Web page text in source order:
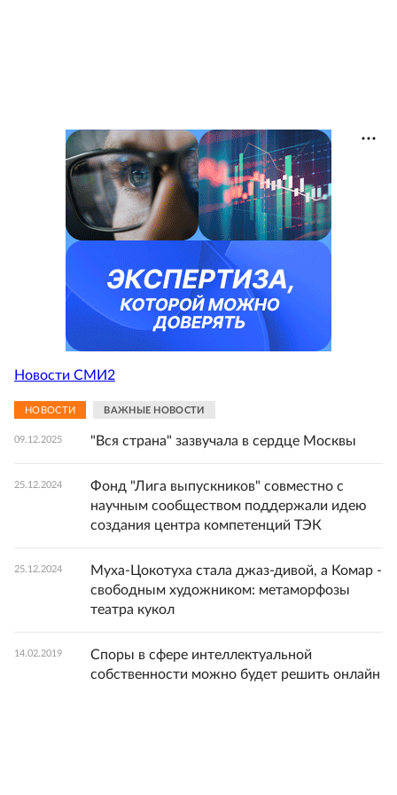
Новости СМИ2
НОВОСТИ ВАЖНЫЕ НОВОСТИ
09.12.2025 "Вся страна" зазвучала в сердце Москвы
25.12.2024
Фонд "Лига выпускников" совместно с
научным сообществом поддержали идею
создания центра компетенций ТЭК
25.12.2024
Муха-Цокотуха стала джаз-дивой, а Комар -
свободным художником: метаморфозы
театра кукол
14.02.2019
Споры в сфере интеллектуальной
собственности можно будет решить онлайн